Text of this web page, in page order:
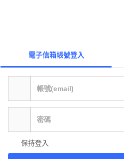
電子信箱帳號登入
保持登入